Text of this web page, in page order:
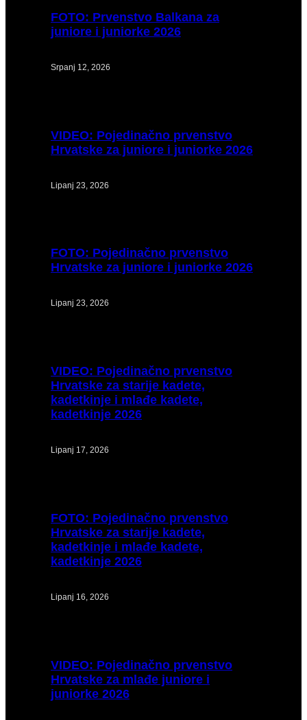
FOTO: Prvenstvo Balkana za
juniore i juniorke 2026
Srpanj 12, 2026
VIDEO: Pojedinačno prvenstvo
Hrvatske za juniore i juniorke 2026
Lipanj 23, 2026
FOTO: Pojedinačno prvenstvo
Hrvatske za juniore i juniorke 2026
Lipanj 23, 2026
VIDEO: Pojedinačno prvenstvo
Hrvatske za starije kadete,
kadetkinje i mlađe kadete,
kadetkinje 2026
Lipanj 17, 2026
FOTO: Pojedinačno prvenstvo
Hrvatske za starije kadete,
kadetkinje i mlađe kadete,
kadetkinje 2026
Lipanj 16, 2026
VIDEO: Pojedinačno prvenstvo
Hrvatske za mlađe juniore i
juniorke 2026